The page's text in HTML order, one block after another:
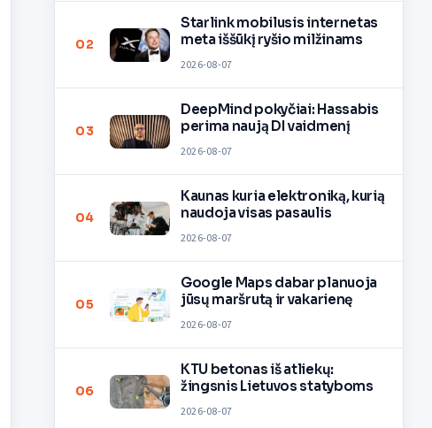
02
Starlink mobilusis internetas
meta iššūkį ryšio milžinams
2026-08-07
03
DeepMind pokyčiai: Hassabis
perima naują DI vaidmenį
2026-08-07
04
Kaunas kuria elektroniką, kurią
naudoja visas pasaulis
2026-08-07
05
Google Maps dabar planuoja
jūsų maršrutą ir vakarienę
2026-08-07
06
KTU betonas iš atliekų:
žingsnis Lietuvos statyboms
2026-08-07